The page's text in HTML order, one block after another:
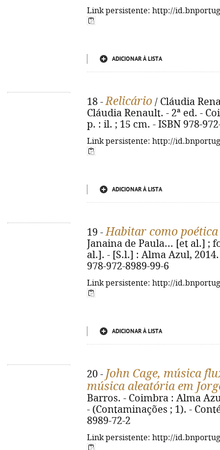
Link persistente: http://
ADICIONAR À LISTA
18 -Relicário / Cláudia
Cláudia Renault. - 2ª ed. -
p. : il. ; 15 cm. - ISBN 978-
Link persistente: http://
ADICIONAR À LISTA
19 -Habitar como poética
Janaina de Paula... [et al.] ;
al.]. - [S.l.] : Alma Azul,
978-972-8989-99-6
Link persistente: http://
ADICIONAR À LISTA
20 - John Cage, música
música aleatória em
Barros. - Coimbra : Alma
- (Contaminações ; 1). -
8989-72-2
Link persistente: http://